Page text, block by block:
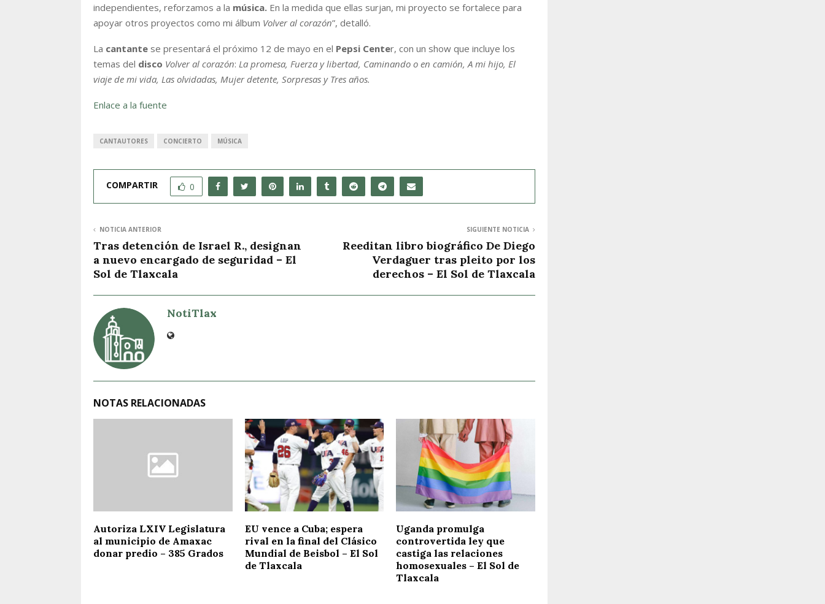
independientes, reforzamos a la música. En la medida que ellas surjan, mi proyecto se fortalece para
apoyar otros proyectos como mi álbum Volver al corazón”, detalló.
La cantante se presentará el próximo 12 de mayo en el Pepsi Center, con un show que incluye los
temas del disco Volver al corazón: La promesa, Fuerza y libertad, Caminando o en camión, A mi hijo, El
viaje de mi vida, Las olvidadas, Mujer detente, Sorpresas y Tres años.
Enlace a la fuente
CANTAUTORES CONCIERTO MÚSICA
COMPARTIR 0
NOTICIA ANTERIOR
Tras detención de Israel R., designan
a nuevo encargado de seguridad – El
Sol de Tlaxcala
SIGUIENTE NOTICIA
Reeditan libro biográfico De Diego
Verdaguer tras pleito por los
derechos – El Sol de Tlaxcala
NotiTlax
NOTAS RELACIONADAS
Autoriza LXIV Legislatura
al municipio de Amaxac
donar predio – 385 Grados
EU vence a Cuba; espera
rival en la final del Clásico
Mundial de Beisbol – El Sol
de Tlaxcala
Uganda promulga
controvertida ley que
castiga las relaciones
homosexuales – El Sol de
Tlaxcala